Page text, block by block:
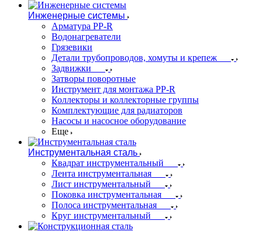
Инженерные системы
Арматура PP-R
Водонагреватели
Грязевики
Детали трубопроводов, хомуты и крепеж
Задвижки
Затворы поворотные
Инструмент для монтажа PP-R
Коллекторы и коллекторные группы
Комплектующие для радиаторов
Насосы и насосное оборудование
Еще
Инструментальная сталь
Квадрат инструментальный
Лента инструментальная
Лист инструментальный
Поковка инструментальная
Полоса инструментальная
Круг инструментальный